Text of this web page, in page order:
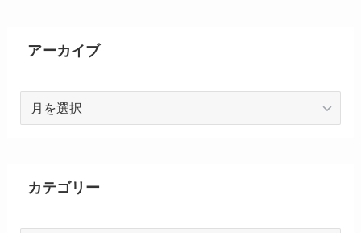
アーカイブ
カテゴリー